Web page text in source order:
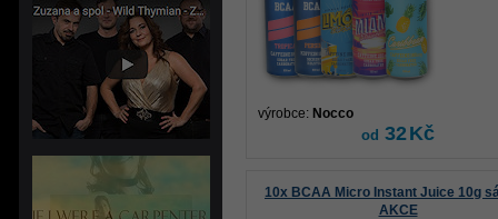
výrobce: Nocco
od 32Kč
10x BCAA Micro Instant Juice 10g
AKCE